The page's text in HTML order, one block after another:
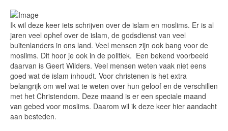
Ik wil deze keer iets schrijven over de islam en moslims. Er is al
jaren veel ophef over de islam, de godsdienst van veel
buitenlanders in ons land. Veel mensen zijn ook bang voor de
moslims. Dit hoor je ook in de politiek. Een bekend voorbeeld
daarvan is Geert Wilders. Veel mensen weten vaak niet eens
goed wat de islam inhoudt. Voor christenen is het extra
belangrijk om wel wat te weten over hun geloof en de verschillen
met het Christendom. Deze maand is er een speciale maand
van gebed voor moslims. Daarom wil ik deze keer hier aandacht
aan besteden.